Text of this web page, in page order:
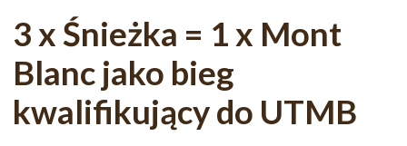
3 x Śnieżka = 1 x Mont
Blanc jako bieg
kwalifikujący do UTMB